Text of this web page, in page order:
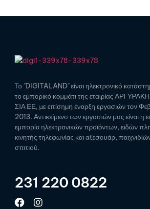
Το "DIGITALAND" είναι ηλεκτρονικό
το εμπορικό κομμάτι της εταιρίας
ΣΙΑ ΕΕ, με επίσημη έναρξη εργασιών τον
2013. Αντικείμενο των εργασιών μας είναι η
εμπορία ηλεκτρονικών προϊόντων, ειδών
κινητής τηλεφωνίας και αξεσουάρ,
σπιτιού.
231 220 0822